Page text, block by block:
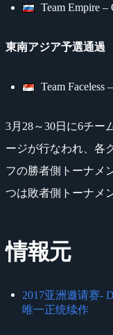
Team Empire
東南アジア予選通過
Team Faceless
3月28～30日に6チー
ージが行なわれ、各
フの勝者側トーナメ
つは敗者側トーナメ
情報元
2017亚洲邀请赛-
唯一正统续作